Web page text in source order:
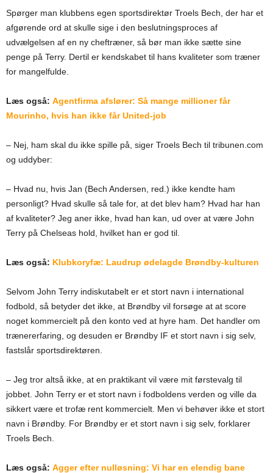
Spørger man klubbens egen sportsdirektør Troels Bech, der har et
afgørende ord at skulle sige i den beslutningsproces af
udvælgelsen af en ny cheftræner, så bør man ikke sætte sine
penge på Terry. Dertil er kendskabet til hans kvaliteter som træner
for mangelfulde.
Læs også: Agentfirma afslører: Så mange millioner får
Mourinho, hvis han ikke får United-job
– Nej, ham skal du ikke spille på, siger Troels Bech til tribunen.com
og uddyber:
– Hvad nu, hvis Jan (Bech Andersen, red.) ikke kendte ham
personligt? Hvad skulle så tale for, at det blev ham? Hvad har han
af kvaliteter? Jeg aner ikke, hvad han kan, ud over at være John
Terry på Chelseas hold, hvilket han er god til.
Læs også: Klubkoryfæ: Laudrup ødelagde Brøndby-kulturen
Selvom John Terry indiskutabelt er et stort navn i international
fodbold, så betyder det ikke, at Brøndby vil forsøge at at score
noget kommercielt på den konto ved at hyre ham. Det handler om
trænererfaring, og desuden er Brøndby IF et stort navn i sig selv,
fastslår sportsdirektøren.
– Jeg tror altså ikke, at en praktikant vil være mit førstevalg til
jobbet. John Terry er et stort navn i fodboldens verden og ville da
sikkert være et trofæ rent kommercielt. Men vi behøver ikke et stort
navn i Brøndby. For Brøndby er et stort navn i sig selv, forklarer
Troels Bech.
Læs også: Agger efter nulløsning: Vi har en elendig bane